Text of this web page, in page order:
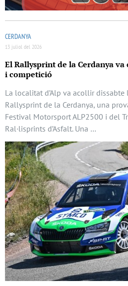
CERDANYA
13 juliol del 2026
El Rallysprint de la Cerdanya
i competició
La localitat d’Alp va acollir dissabte
Rallysprint de la Cerdanya, una
Festival Motorsport ALP2500 i del
Ral·lisprints d’Asfalt. Una …